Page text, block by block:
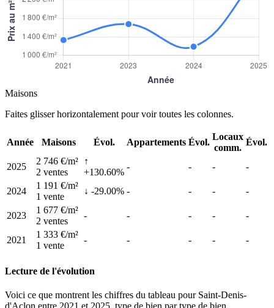
Maisons
Faites glisser horizontalement pour voir toutes les colonnes.
Année Maisons Évol. Appartements Évol.
Locaux
comm.
Évol.
2025
2 746 €/m²
2 ventes
↑
+130.60%
- - - -
2024
1 191 €/m²
1 vente
↓ -29.00% - - - -
2023
1 677 €/m²
2 ventes
- - - - -
2021
1 333 €/m²
1 vente
- - - - -
Lecture de l'évolution
Voici ce que montrent les chiffres du tableau pour Saint-Denis-